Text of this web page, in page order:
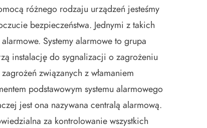
różnego rodzaju urządzeń jesteśmy
bezpieczeństwa. Jednymi z takich
Systemy alarmowe to grupa
instalację do sygnalizacji o zagrożeniu
związanych z włamaniem
podstawowym systemu alarmowego
jest ona nazywana centralą alarmową.
za kontrolowanie wszystkich